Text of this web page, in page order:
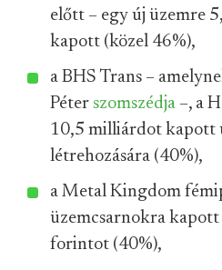
előtt – egy új üzemre
kapott (közel 46%),
a BHS Trans –
Péter szomszédja –, a
10,5 milliárdot kapott
létrehozására (40%),
a Metal Kingdom
üzemcsarnokra
forintot (40%),